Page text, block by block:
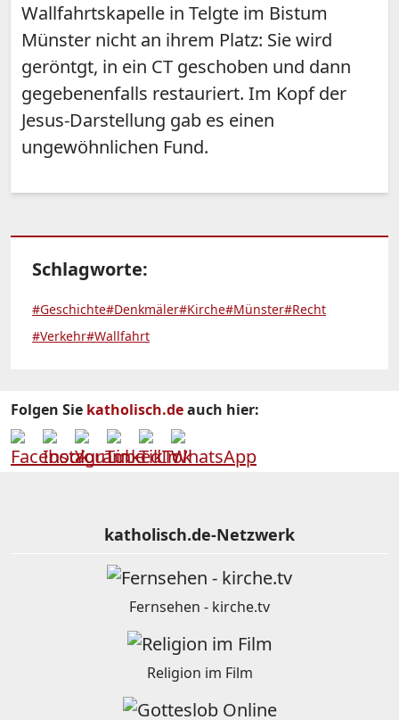
Wallfahrtskapelle in Telgte im Bistum
Münster nicht an ihrem Platz: Sie wird
geröntgt, in ein CT geschoben und dann
gegebenenfalls restauriert. Im Kopf der
Jesus-Darstellung gab es einen
ungewöhnlichen Fund.
Schlagworte:
#Geschichte#Denkmäler#Kirche#Münster#Recht
#Verkehr#Wallfahrt
Folgen Sie katholisch.deauch hier:
katholisch.de-Netzwerk
Fernsehen - kirche.tv
Religion im Film